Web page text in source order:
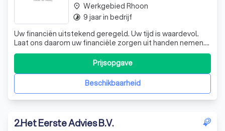
Uw financiën uitstekend geregeld. Uw tijd is waardevol.
Laat ons daarom uw financiële zorgen uit handen nemen.
De experts van KroessVisser beheren al uw financiële
processen van A tot Z, zodat u met een gerust hart kunt
ondernemen. KroessVisser | Finance - Tax - Advisory ☎️
Plan een GRATIS ADVIESBeschikbaarheid
Prijsopgave
place Werkgebied Rhoon
timelapse 9 jaar in bedrijf
2.Het Eerste Advies B.V.